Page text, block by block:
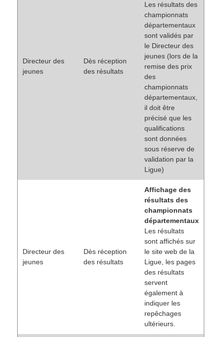
Directeur des
jeunes
Dès réception
des résultats
Les résultats des
championnats
départementaux
sont validés par
le Directeur des
jeunes (lors de la
remise des prix
des
championnats
départementaux,
il doit être
précisé que les
qualifications
sont données
sous réserve de
validation par la
Ligue)
Directeur des
jeunes
Dès réception
des résultats
Affichage des
résultats des
championnats
départementaux
Les résultats
sont affichés sur
le site web de la
Ligue, les pages
des résultats
servent
également à
indiquer les
repêchages
ultérieurs.